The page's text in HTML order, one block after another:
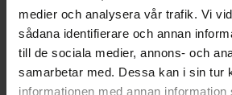
medier och analysera vår trafik. Vi
sådana identifierare och annan
till de sociala medier, annons- och
samarbetar med. Dessa kan i sin tur
informationen med annan information
Till skillnad från tidigare innebär
kostnaden för arkiveringen av
konkursboet och indirekt därmed